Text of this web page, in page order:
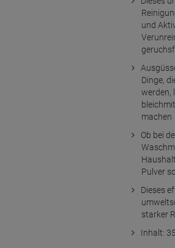
und
Dinge,
werden,
machen
Ob bei
Pulver
Dieses
starker
Inhalt: